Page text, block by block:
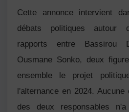
Cette annonce intervient
débats politiques autour
rapports entre Bassirou
Ousmane Sonko, deux
ensemble le projet
l'alternance en 2024.
des deux responsables